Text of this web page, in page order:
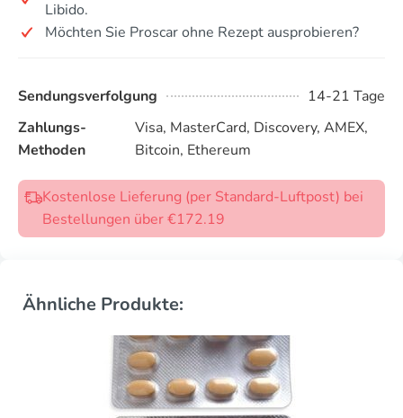
Libido.
Möchten Sie Proscar ohne Rezept ausprobieren?
Sendungsverfolgung
14-21 Tage
Zahlungs-
Methoden
Visa, MasterCard, Discovery, AMEX,
Bitcoin, Ethereum
Kostenlose Lieferung (per Standard-Luftpost) bei
Bestellungen über €172.19
Ähnliche Produkte: